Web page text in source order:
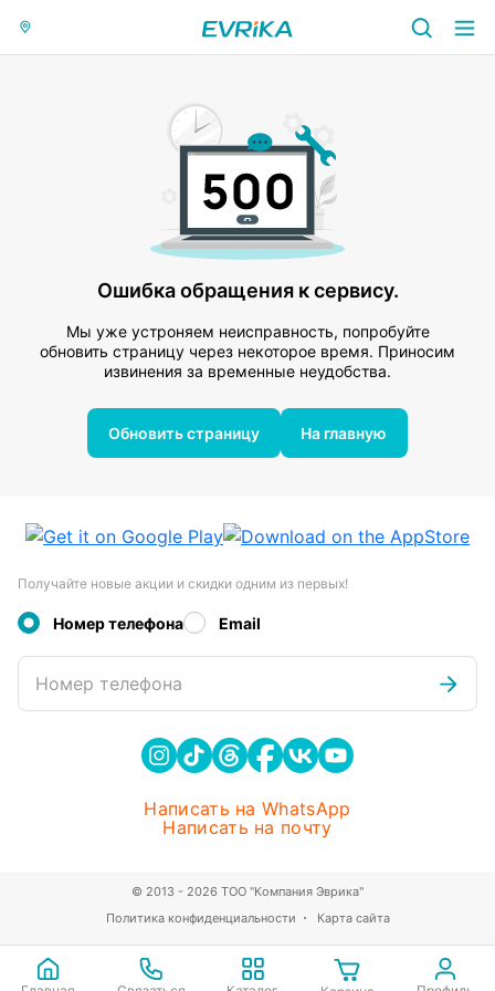
Ошибка обращения к сервису.
Мы уже устроняем неисправность, попробуйте
обновить страницу через некоторое время. Приносим
извинения за временные неудобства.
Обновить страницу На главную
Получайте новые акции и скидки одним из первых!
Номер телефона Email
Номер телефона
Написать на WhatsApp
Написать на почту
Политика конфиденциальности Карта сайта
© 2013 - 2026 ТОО "Компания Эврика"